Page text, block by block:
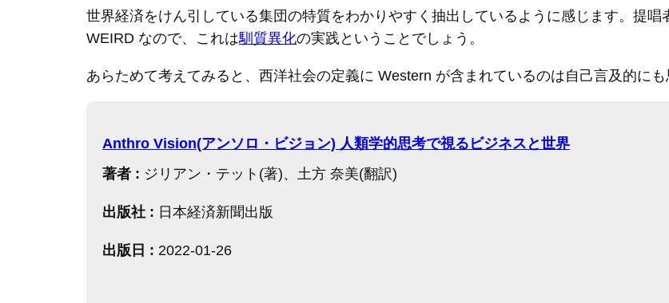
世界経済をけん引している集団の特質をわかりやすく抽出しているように感じます。提
WEIRD なので、これは馴質異化の実践ということでしょう。
あらためて考えてみると、西洋社会の定義に Western が含まれているのは自己言及的に
Anthro Vision(アンソロ・ビジョン) 人類学的思考で視るビジネスと世界
著者 : ジリアン・テット(著)、土方 奈美(翻訳)
出版社 : 日本経済新聞出版
出版日 : 2022-01-26